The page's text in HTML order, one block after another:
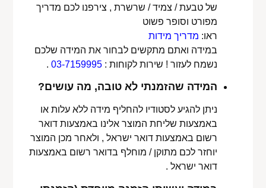
של טבעת / צמיד / שרשרת , צירפנו לכם מדריך
מפורט וסופר פשוט
ראו:מדריך מידות
במידה ואתם מתקשים לבחור את המידה שלכם
נשמח לעזור ! שירות לקוחות :03-7159995
.
המידה שהזמנתי לא טובה, מה עושים?
ניתן להגיע לסטודיו להחליף מידה ללא עלות או
באמצעות שליחת המוצר אלינו באמצעות דואר
רשום באמצעות דואר ישראל , ולאחר מכן המוצר
יוחזר לכם מתוקן / מוחלף בדואר רשום באמצעות
דואר ישראל .